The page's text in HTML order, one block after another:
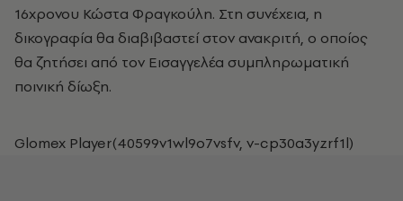
16χρονου Κώστα Φραγκούλη. Στη συνέχεια, η
δικογραφία θα διαβιβαστεί στον ανακριτή, ο οποίος
θα ζητήσει από τον Εισαγγελέα συμπληρωματική
ποινική δίωξη.
Glomex Player(40599v1wl9o7vsfv, v-cp30a3yzrf1l)